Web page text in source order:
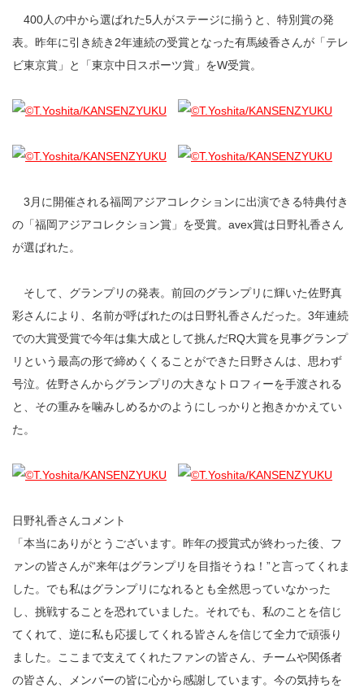
400人の中から選ばれた5人がステージに揃うと、特別賞の発
表。昨年に引き続き2年連続の受賞となった有馬綾香さんが「テレ
ビ東京賞」と「東京中日スポーツ賞」をW受賞。
3月に開催される福岡アジアコレクションに出演できる特典付き
の「福岡アジアコレクション賞」を受賞。avex賞は日野礼香さん
が選ばれた。
そして、グランプリの発表。前回のグランプリに輝いた佐野真
彩さんにより、名前が呼ばれたのは日野礼香さんだった。3年連続
での大賞受賞で今年は集大成として挑んだRQ大賞を見事グランプ
リという最高の形で締めくくることができた日野さんは、思わず
号泣。佐野さんからグランプリの大きなトロフィーを手渡される
と、その重みを噛みしめるかのようにしっかりと抱きかかえてい
た。
日野礼香さんコメント
「本当にありがとうございます。昨年の授賞式が終わった後、フ
ァンの皆さんが“来年はグランプリを目指そうね！”と言ってくれま
した。でも私はグランプリになれるとも全然思っていなかった
し、挑戦することを恐れていました。それでも、私のことを信じ
てくれて、逆に私も応援してくれる皆さんを信じて全力で頑張り
ました。ここまで支えてくれたファンの皆さん、チームや関係者
の皆さん、メンバーの皆に心から感謝しています。今の気持ちを